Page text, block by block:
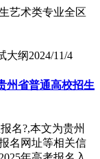
艺术类专业全区
大纲2024/11/4
州省普通高校招生
名?,本文为贵州
名网址等相关信